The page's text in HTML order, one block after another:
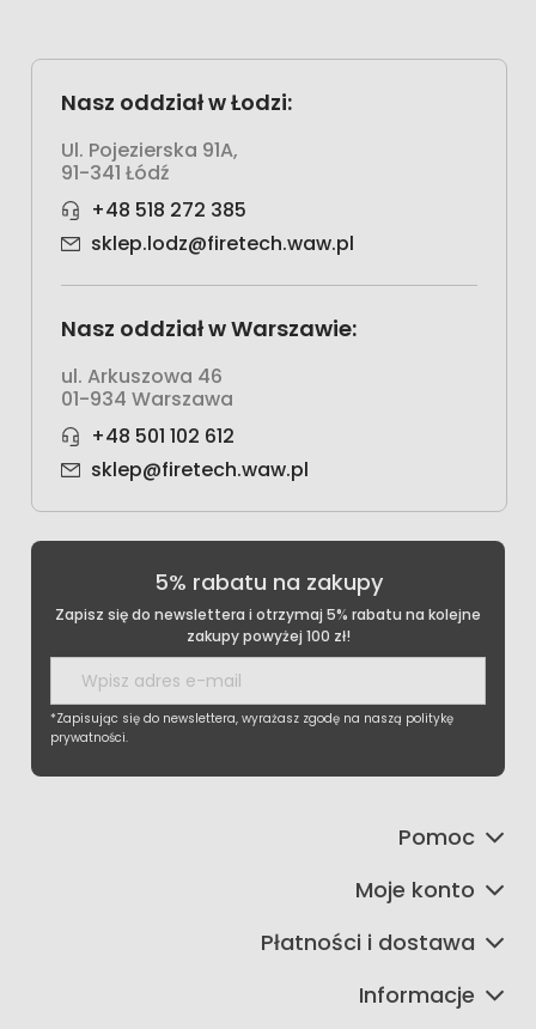
Nasz oddział w Łodzi:
Ul. Pojezierska 91A,
91-341 Łódź
+48 518 272 385
sklep.lodz@firetech.waw.pl
Nasz oddział w Warszawie:
ul. Arkuszowa 46
01-934 Warszawa
+48 501 102 612
sklep@firetech.waw.pl
5% rabatu na zakupy
Zapisz się do newslettera i otrzymaj 5% rabatu na kolejne
zakupy powyżej 100 zł!
*Zapisując się do newslettera, wyrażasz zgodę na naszą politykę
prywatności.
Pomoc
Moje konto
Płatności i dostawa
Informacje